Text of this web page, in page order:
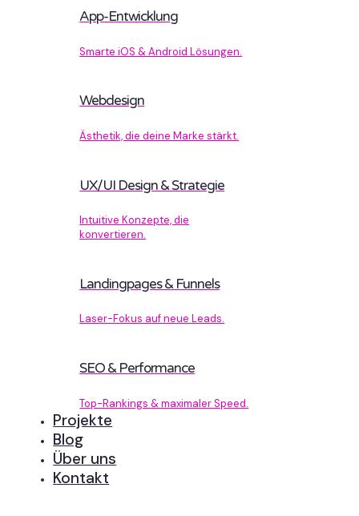
App-Entwicklung
Smarte iOS & Android Lösungen.
Webdesign
Ästhetik, die deine Marke stärkt.
UX/UI Design & Strategie
Intuitive Konzepte, die
konvertieren.
Landingpages & Funnels
Laser-Fokus auf neue Leads.
SEO & Performance
Top-Rankings & maximaler Speed.
Projekte
Blog
Über uns
Kontakt